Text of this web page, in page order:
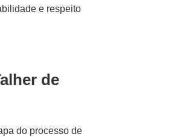
e respeito
de
do processo de